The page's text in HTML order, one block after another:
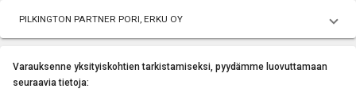
PILKINGTON PARTNER PORI, ERKU OY
Varauksenne yksityiskohtien tarkistamiseksi, pyydämme luovuttamaan
seuraavia tietoja: